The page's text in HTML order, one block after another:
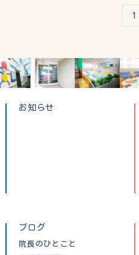
1
お知らせ
ブログ
院長のひとこと